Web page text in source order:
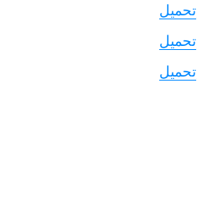
تحميل
تحميل
تحميل